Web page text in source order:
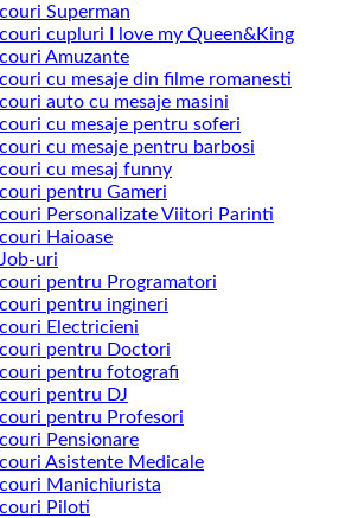
Superman
cupluri I love my Queen&King
Amuzante
cu mesaje din filme romanesti
auto cu mesaje masini
cu mesaje pentru soferi
cu mesaje pentru barbosi
cu mesaj funny
pentru Gameri
Personalizate Viitori Parinti
Haioase
uri
pentru Programatori
pentru ingineri
Electricieni
pentru Doctori
pentru fotografi
pentru DJ
pentru Profesori
Pensionare
Asistente Medicale
Manichiurista
Piloti